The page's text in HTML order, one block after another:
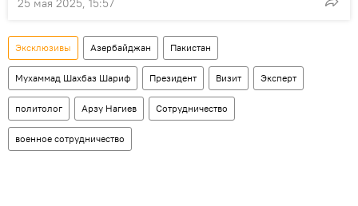
25 мая 2025, 15:57
Эксклюзивы Азербайджан Пакистан
Мухаммад Шахбаз Шариф Президент Визит Эксперт
политолог Арзу Нагиев Сотрудничество
военное сотрудничество